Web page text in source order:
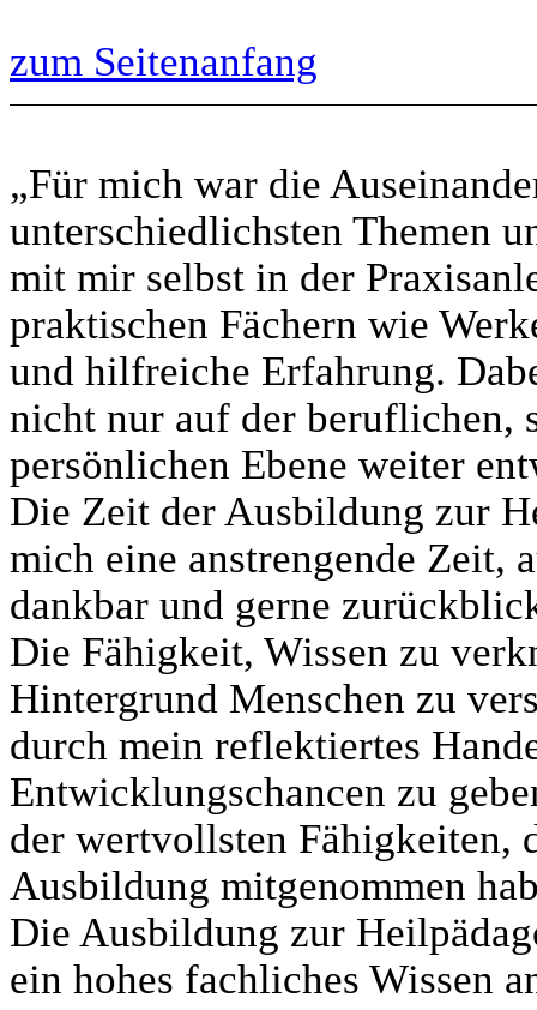
zum Seitenanfang
„Für mich war die
unterschiedlichsten Themen
mit mir selbst in der
praktischen Fächern wie
und hilfreiche Erfahrung.
nicht nur auf der beruflichen,
persönlichen Ebene weiter
Die Zeit der Ausbildung zur
mich eine anstrengende Zeit,
dankbar und gerne
Die Fähigkeit, Wissen zu
Hintergrund Menschen zu
durch mein reflektiertes
Entwicklungschancen zu
der wertvollsten Fähigkeiten,
Ausbildung mitgenommen
Die Ausbildung zur
ein hohes fachliches Wissen